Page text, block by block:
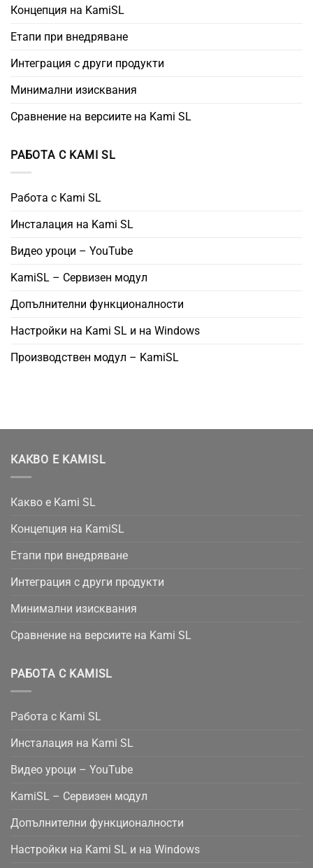
Концепция на KamiSL
Етапи при внедряване
Интеграция с други продукти
Минимални изисквания
Сравнение на версиите на Kami SL
РАБОТА С KAMI SL
Работа с Kami SL
Инсталация на Kami SL
Видео уроци – YouTube
KamiSL – Сервизен модул
Допълнителни функционалности
Настройки на Kami SL и на Windows
Производствен модул – KamiSL
КАКВО Е KAMISL
Какво е Kami SL
Концепция на KamiSL
Етапи при внедряване
Интеграция с други продукти
Минимални изисквания
Сравнение на версиите на Kami SL
РАБОТА С KAMISL
Работа с Kami SL
Инсталация на Kami SL
Видео уроци – YouTube
KamiSL – Сервизен модул
Допълнителни функционалности
Настройки на Kami SL и на Windows